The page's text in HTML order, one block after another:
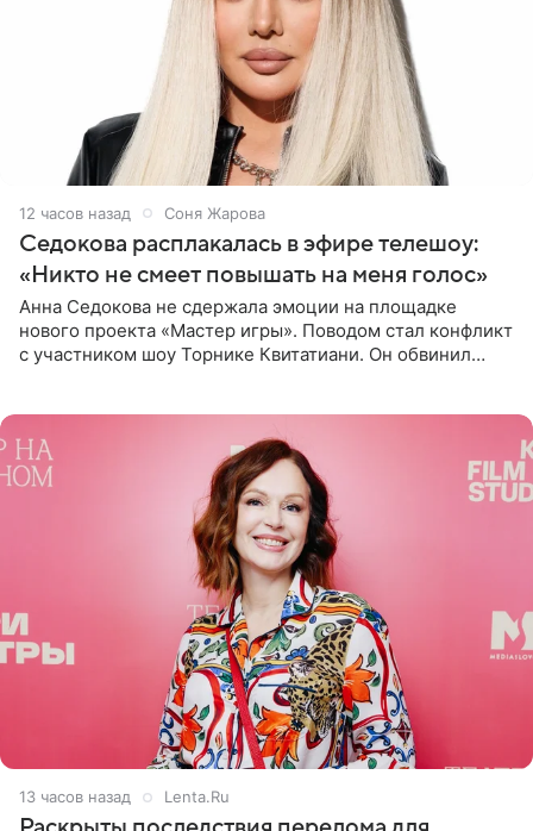
12 часов назад Соня Жарова
Седокова расплакалась в эфире телешоу:
«Никто не смеет повышать на меня голос»
Анна Седокова не сдержала эмоции на площадке
нового проекта «Мастер игры». Поводом стал конфликт
с участником шоу Торнике Квитатиани. Он обвинил
13 часов назад Lenta.Ru